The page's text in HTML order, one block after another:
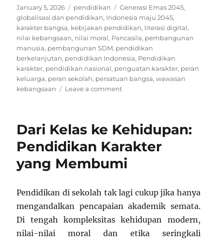
Posted
on
January 5, 2026 Categories
pendidikan Tags
Generasi Emas 2045,
globalisasi dan pendidikan, Indonesia maju 2045,
karakter bangsa, kebijakan pendidikan, literasi digital,
nilai kebangsaan, nilai moral, Pancasila, pembangunan
manusia, pembangunan SDM, pendidikan
berkelanjutan, pendidikan Indonesia, Pendidikan
karakter, pendidikan nasional, penguatan karakter, peran
keluarga, peran sekolah, persatuan bangsa,wawasan
kebangsaan
Leave a commenton
Nilai
untuk
Generasi
Emas
Dari Kelas ke Kehidupan:
Pendidikan Karakter
yang Membumi
Pendidikan di sekolah tak lagi cukup jika hanya
mengandalkan pencapaian akademik semata.
Di tengah kompleksitas kehidupan modern,
nilai-nilai moral dan etika seringkali